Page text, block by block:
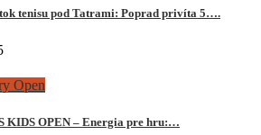
tenisu pod Tatrami: Poprad privíta 5….
Open
KIDS OPEN – Energia pre hru:…